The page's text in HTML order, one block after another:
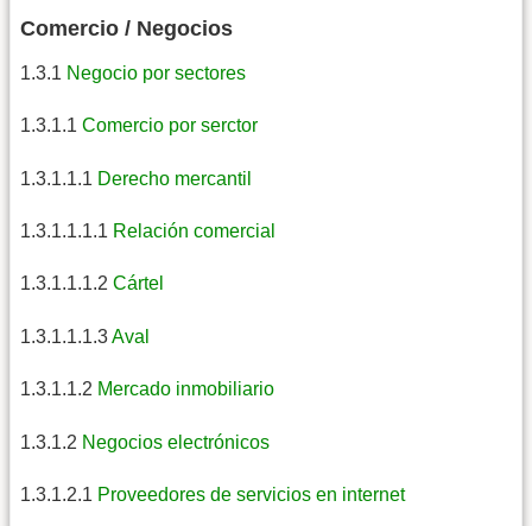
Comercio / Negocios
1.3.1 Negocio por sectores
1.3.1.1 Comercio por serctor
1.3.1.1.1 Derecho mercantil
1.3.1.1.1.1 Relación comercial
1.3.1.1.1.2 Cártel
1.3.1.1.1.3Aval
1.3.1.1.2 Mercado inmobiliario
1.3.1.2 Negocios electrónicos
1.3.1.2.1 Proveedores de servicios en internet